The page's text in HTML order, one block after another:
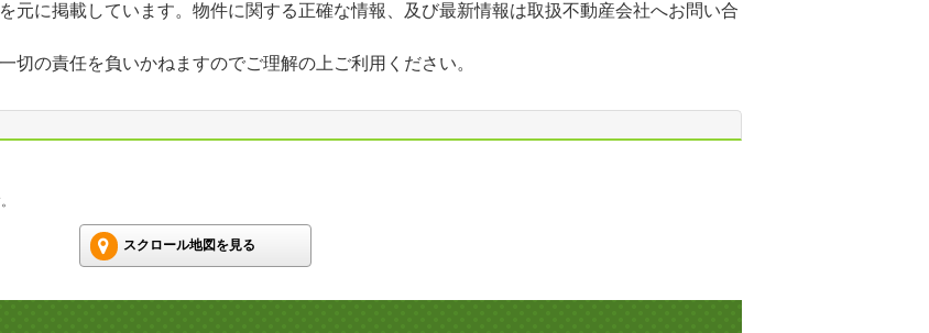
を元に掲載しています。物件に関する正確な情報、及び最新情報は取扱不動産会社へお問い合
切の責任を負いかねますのでご理解の上ご利用ください。
スクロール地図を見る